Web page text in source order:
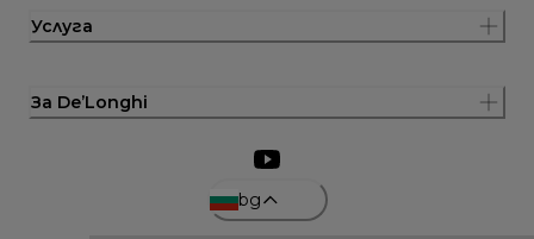
Услуга
За De’Longhi
bg